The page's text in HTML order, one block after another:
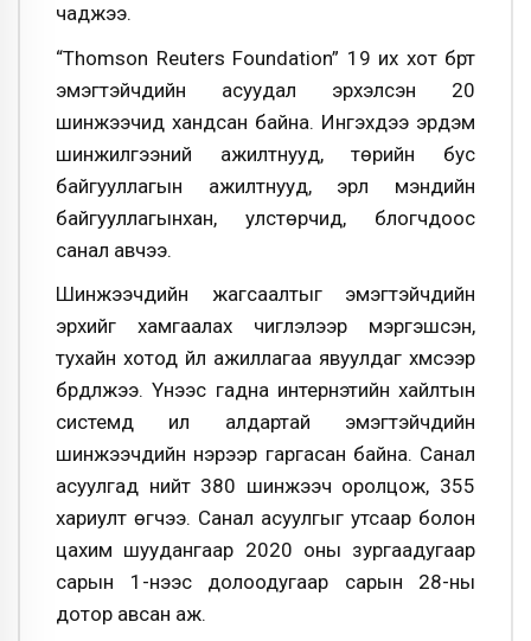
чаджээ.
“Thomson Reuters Foundation” 19 их хот бүрт
эмэгтэйчүүдийн асуудал эрхэлсэн 20
шинжээчид хандсан байна. Ингэхдээ эрдэм
шинжилгээний ажилтнууд, төрийн бус
байгууллагын ажилтнууд, эрүүл мэндийн
байгууллагынхан, улстөрчид, блогчдоос
санал авчээ.
Шинжээчдийн жагсаалтыг эмэгтэйчүүдийн
эрхийг хамгаалах чиглэлээр мэргэшсэн,
тухайн хотод үйл ажиллагаа явуулдаг хүмүүсээр
бүрдүүлжээ. Үүнээс гадна интернэтийн хайлтын
системд илүү алдартай эмэгтэйчүүдийн
шинжээчдийн нэрээр гаргасан байна. Санал
асуулгад нийт 380 шинжээч оролцож, 355
хариулт өгчээ. Санал асуулгыг утсаар болон
цахим шуудангаар 2020 оны зургаадугаар
сарын 1-нээс долоодугаар сарын 28-ны
дотор авсан аж.